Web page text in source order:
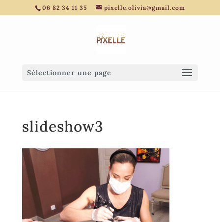
06 82 34 11 35 pixelle.olivia@gmail.com
Sélectionner une page
slideshow3